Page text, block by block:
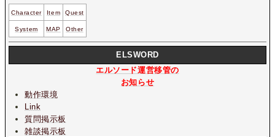
Character Item Quest
System MAP Other
ELSWORD
エルソード運営移管の
お知らせ
動作環境
Link
質問掲示板
雑談掲示板